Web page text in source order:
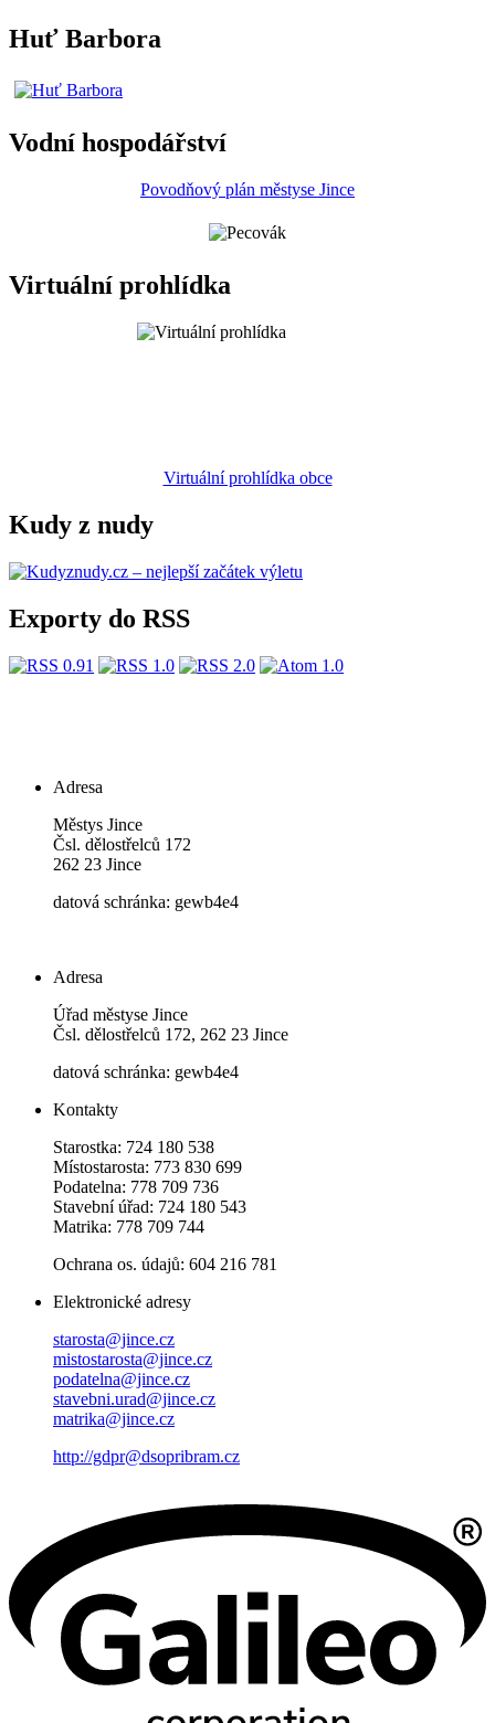
Huť Barbora
Vodní hospodářství
Povodňový plán městyse Jince
Virtuální prohlídka
Virtuální prohlídka obce
Kudy z nudy
Exporty do RSS
Adresa
Městys Jince
Čsl. dělostřelců 172
262 23 Jince
datová schránka: gewb4e4
Adresa
Úřad městyse Jince
Čsl. dělostřelců 172, 262 23 Jince
datová schránka: gewb4e4
Kontakty
Starostka: 724 180 538
Místostarosta: 773 830 699
Podatelna: 778 709 736
Stavební úřad: 724 180 543
Matrika: 778 709 744
Ochrana os. údajů: 604 216 781
Elektronické adresy
starosta@jince.cz
mistostarosta@jince.cz
podatelna@jince.cz
stavebni.urad@jince.cz
matrika@jince.cz
http://gdpr@dsopribram.cz